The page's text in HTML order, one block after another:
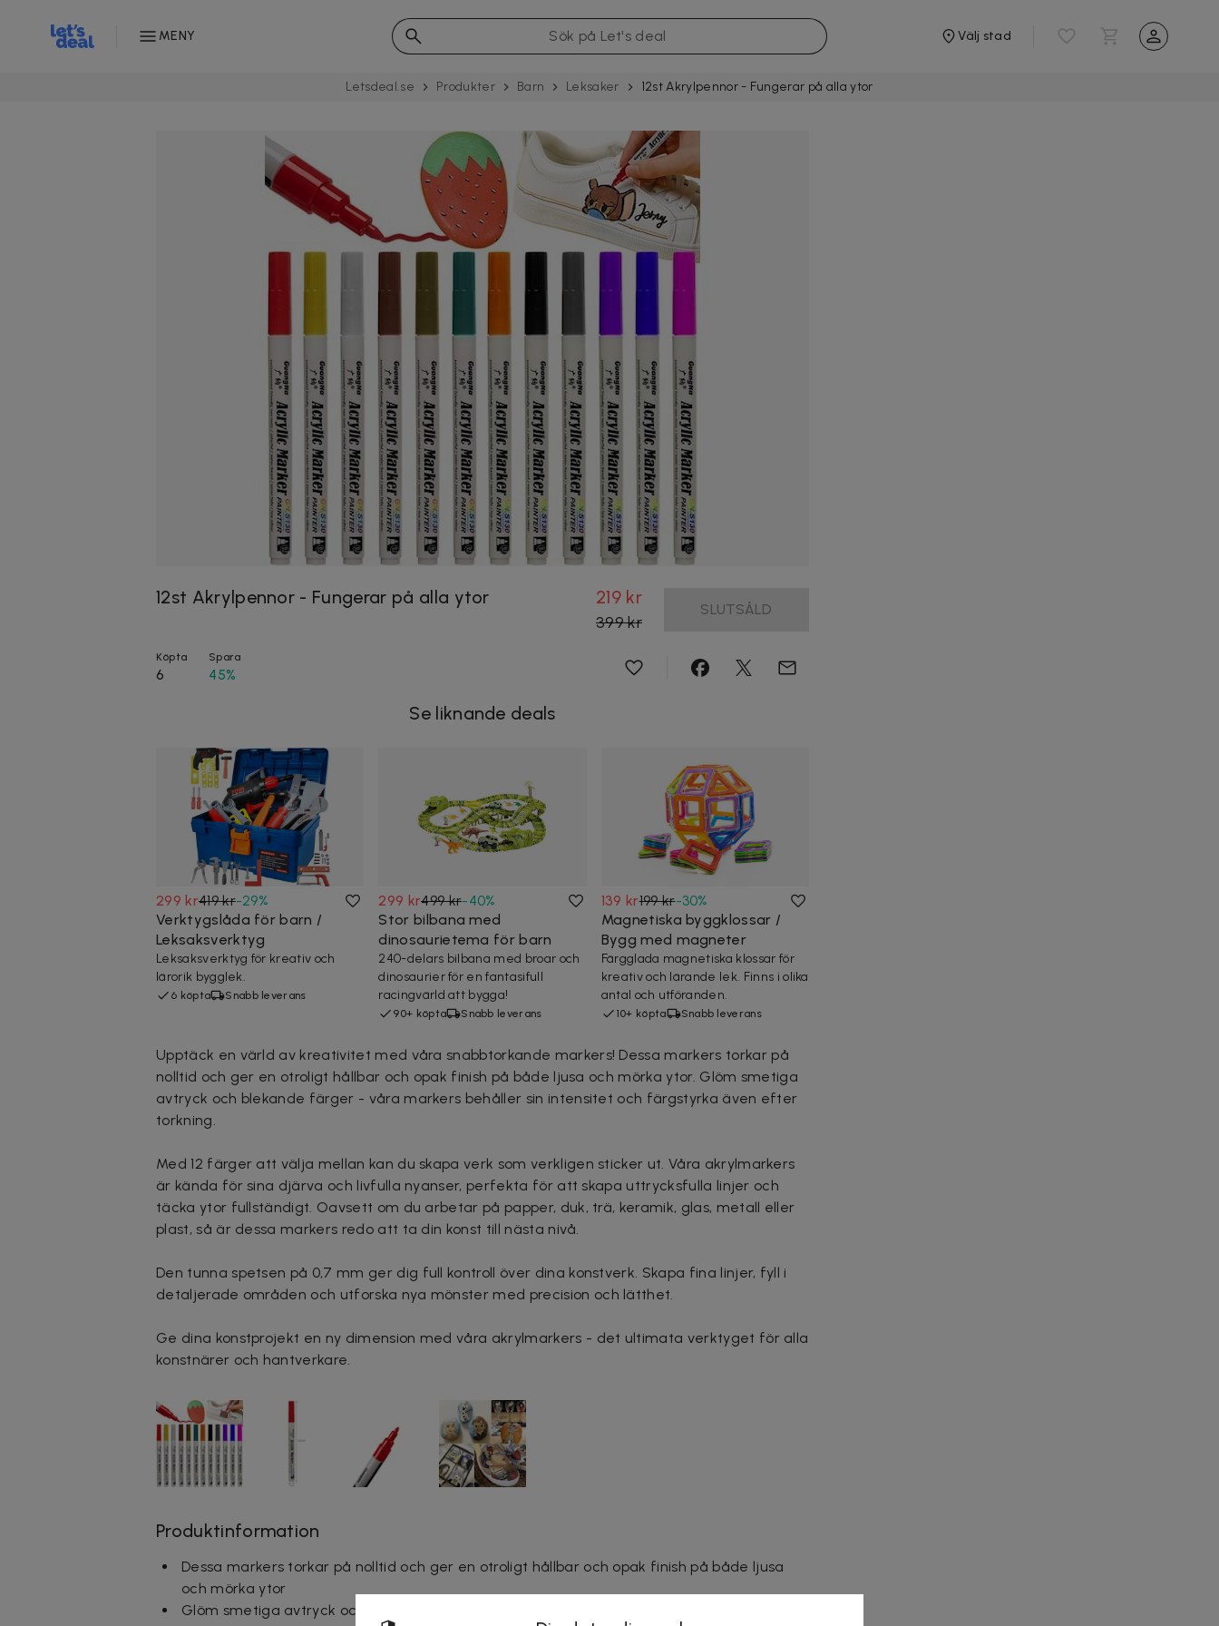
MENY Välj stad
Letsdeal.se Produkter Barn Leksaker 12st Akrylpennor - Fungerar på alla ytor
12st Akrylpennor - Fungerar på alla ytor 219 kr
399 kr
SLUTSÅLD
Köpta
6
Spara
45%
Se liknande deals
299 kr419 kr-29%
Verktygslåda för barn /
Leksaksverktyg
Leksaksverktyg för kreativ och
lärorik bygglek.
6 köpta Snabb leverans
299 kr499 kr-40%
Stor bilbana med
dinosaurietema för barn
240-delars bilbana med broar och
dinosaurier för en fantasifull
racingvärld att bygga!
90+ köpta Snabb leverans
139 kr199 kr-30%
Magnetiska byggklossar /
Bygg med magneter
Färgglada magnetiska klossar för
kreativ och lärande lek. Finns i olika
antal och utföranden.
10+ köpta Snabb leverans
Upptäck en värld av kreativitet med våra snabbtorkande markers! Dessa markers torkar på
nolltid och ger en otroligt hållbar och opak finish på både ljusa och mörka ytor. Glöm smetiga
avtryck och blekande färger - våra markers behåller sin intensitet och färgstyrka även efter
torkning.
Med 12 färger att välja mellan kan du skapa verk som verkligen sticker ut. Våra akrylmarkers
är kända för sina djärva och livfulla nyanser, perfekta för att skapa uttrycksfulla linjer och
täcka ytor fullständigt. Oavsett om du arbetar på papper, duk, trä, keramik, glas, metall eller
plast, så är dessa markers redo att ta din konst till nästa nivå.
Den tunna spetsen på 0,7 mm ger dig full kontroll över dina konstverk. Skapa fina linjer, fyll i
detaljerade områden och utforska nya mönster med precision och lätthet.
Ge dina konstprojekt en ny dimension med våra akrylmarkers - det ultimata verktyget för alla
konstnärer och hantverkare.
Produktinformation
Dessa markers torkar på nolltid och ger en otroligt hållbar och opak finish på både ljusa
och mörka ytor
Glöm smetiga avtryck och blekande färger - våra markers behåller sin intensitet och